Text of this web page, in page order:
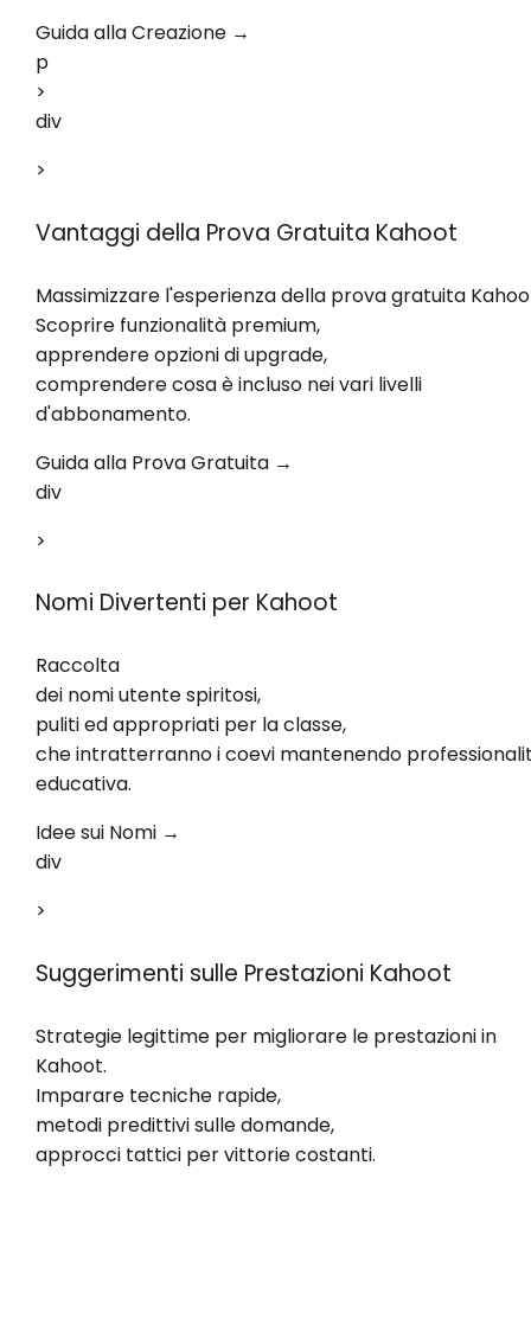
Guida alla Creazione →
p
>
div
>
Vantaggi della Prova Gratuita Kahoot
Massimizzare l'esperienza della prova gratuita
Scoprire funzionalità premium,
apprendere opzioni di upgrade,
comprendere cosa è incluso nei vari livelli
d'abbonamento.
Guida alla Prova Gratuita →
div
>
Nomi Divertenti per Kahoot
Raccolta
dei nomi utente spiritosi,
puliti ed appropriati per la classe,
che intratterranno i coevi mantenendo
educativa.
Idee sui Nomi →
div
>
Suggerimenti sulle Prestazioni Kahoot
Strategie legittime per migliorare le prestazioni in
Kahoot.
Imparare tecniche rapide,
metodi predittivi sulle domande,
approcci tattici per vittorie costanti.